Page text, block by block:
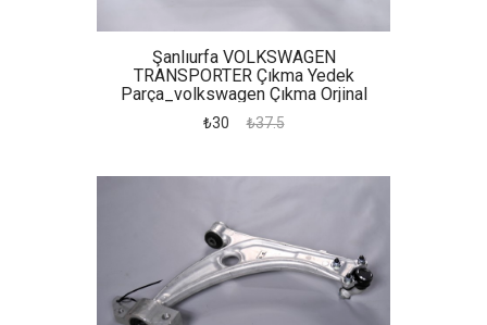
Şanlıurfa VOLKSWAGEN
TRANSPORTER Çıkma Yedek
Parça_volkswagen Çıkma Orjinal
Yedek Parça Passat Taşıyıcı
₺30 ₺37.5